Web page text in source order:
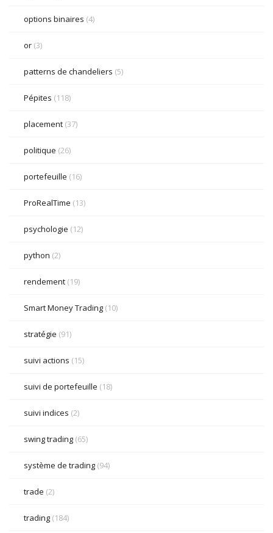
options binaires (4)
or (3)
patterns de chandeliers (5)
Pépites (118)
placement (37)
politique (26)
portefeuille (16)
ProRealTime (13)
psychologie (12)
python (2)
rendement (19)
Smart Money Trading (10)
stratégie (91)
suivi actions (15)
suivi de portefeuille (18)
suivi indices (2)
swing trading (65)
système de trading (94)
trade (2)
trading (184)